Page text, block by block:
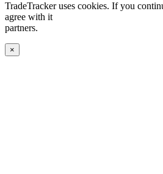
TradeTracker uses cookies. If you
agree with it
partners.
×